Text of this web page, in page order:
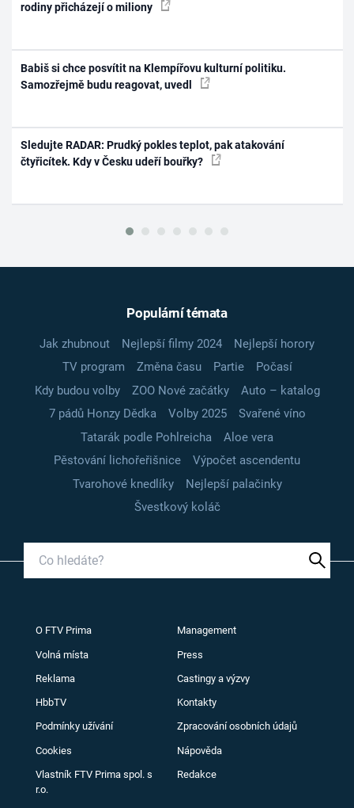
rodiny přicházejí o miliony
Babiš si chce posvítit na Klempířovu kulturní politiku.
Samozřejmě budu reagovat, uvedl
Sledujte RADAR: Prudký pokles teplot, pak atakování
čtyřicítek. Kdy v Česku udeří bouřky?
Populární témata
Jak zhubnout Nejlepší filmy 2024
Nejlepší horory
TV program
Změna času Partie
Počasí
Kdy budou volby
ZOO Nové začátky
Auto – katalog
7 pádů Honzy Dědka
Volby 2025
Svařené víno
Tatarák podle Pohlreicha
Aloe vera
Pěstování lichořeřišnice
Výpočet ascendentu
Tvarohové knedlíky
Nejlepší palačinky
Švestkový koláč
O FTV Prima Management
Volná místa Press
Reklama Castingy a výzvy
HbbTV Kontakty
Podmínky užívání Zpracování osobních údajů
Cookies Nápověda
Vlastník FTV Prima spol. s
r.o.
Redakce